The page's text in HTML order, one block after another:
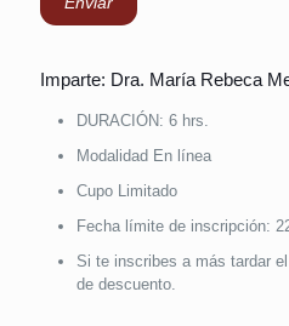
Imparte: Dra. María Rebeca
DURACIÓN: 6 hrs.
Modalidad En línea
Cupo Limitado
Fecha límite de inscripción:
Si te inscribes a más tardar
de descuento.